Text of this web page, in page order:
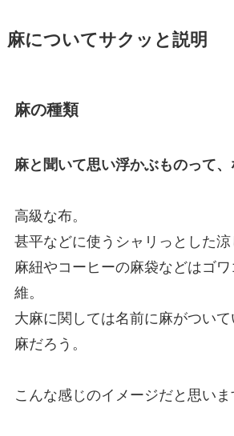
麻についてサクッと説明
麻の種類
麻と聞いて思い浮かぶものって、
高級な布。
甚平などに使うシャリっとした
麻紐やコーヒーの麻袋などはゴ
維。
大麻に関しては名前に麻がつい
麻だろう。
こんな感じのイメージだと思いま